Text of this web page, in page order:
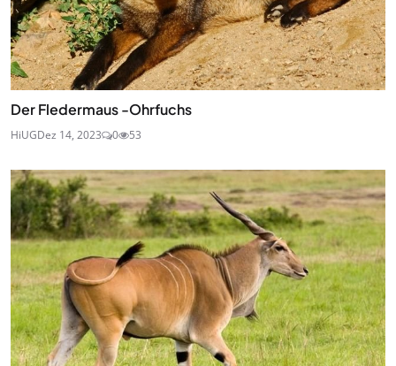
Der Fledermaus -Ohrfuchs
HiUGDez 14, 2023 0 53